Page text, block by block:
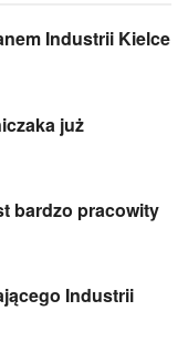
Industrii Kielce
już
bardzo pracowity
Industrii